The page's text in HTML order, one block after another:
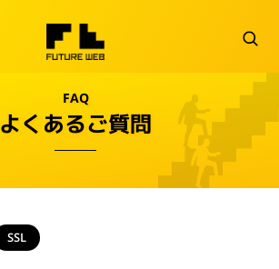
FAQ
よくあるご質問
SSL